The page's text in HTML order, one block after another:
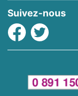
Suivez-nous
Facebook
Twitter